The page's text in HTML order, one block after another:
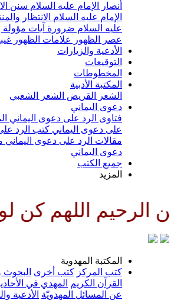
الإمام عليه السلامسنن الانبياء في
عليه السلامالانتظار والمنتظرون
السلام ضرورة آيات مؤولة بالمهدي عليه
علامات الظهورغيبة الامام عليه
والزيارات
الأدبية
الشعر الشعبي
اليماني
الرد على دعوى اليماني المكتبة المرئية-
دعوى اليماني كتب الرد على دعوى
الرد على دعوى اليماني محاضرات
كن لوليك
المهدوية
كتب أخرى البحوث والمقالات
المهدي في الأحاديث أجوبة أهل
المسائل المهدويّة الأدعية والزيارات